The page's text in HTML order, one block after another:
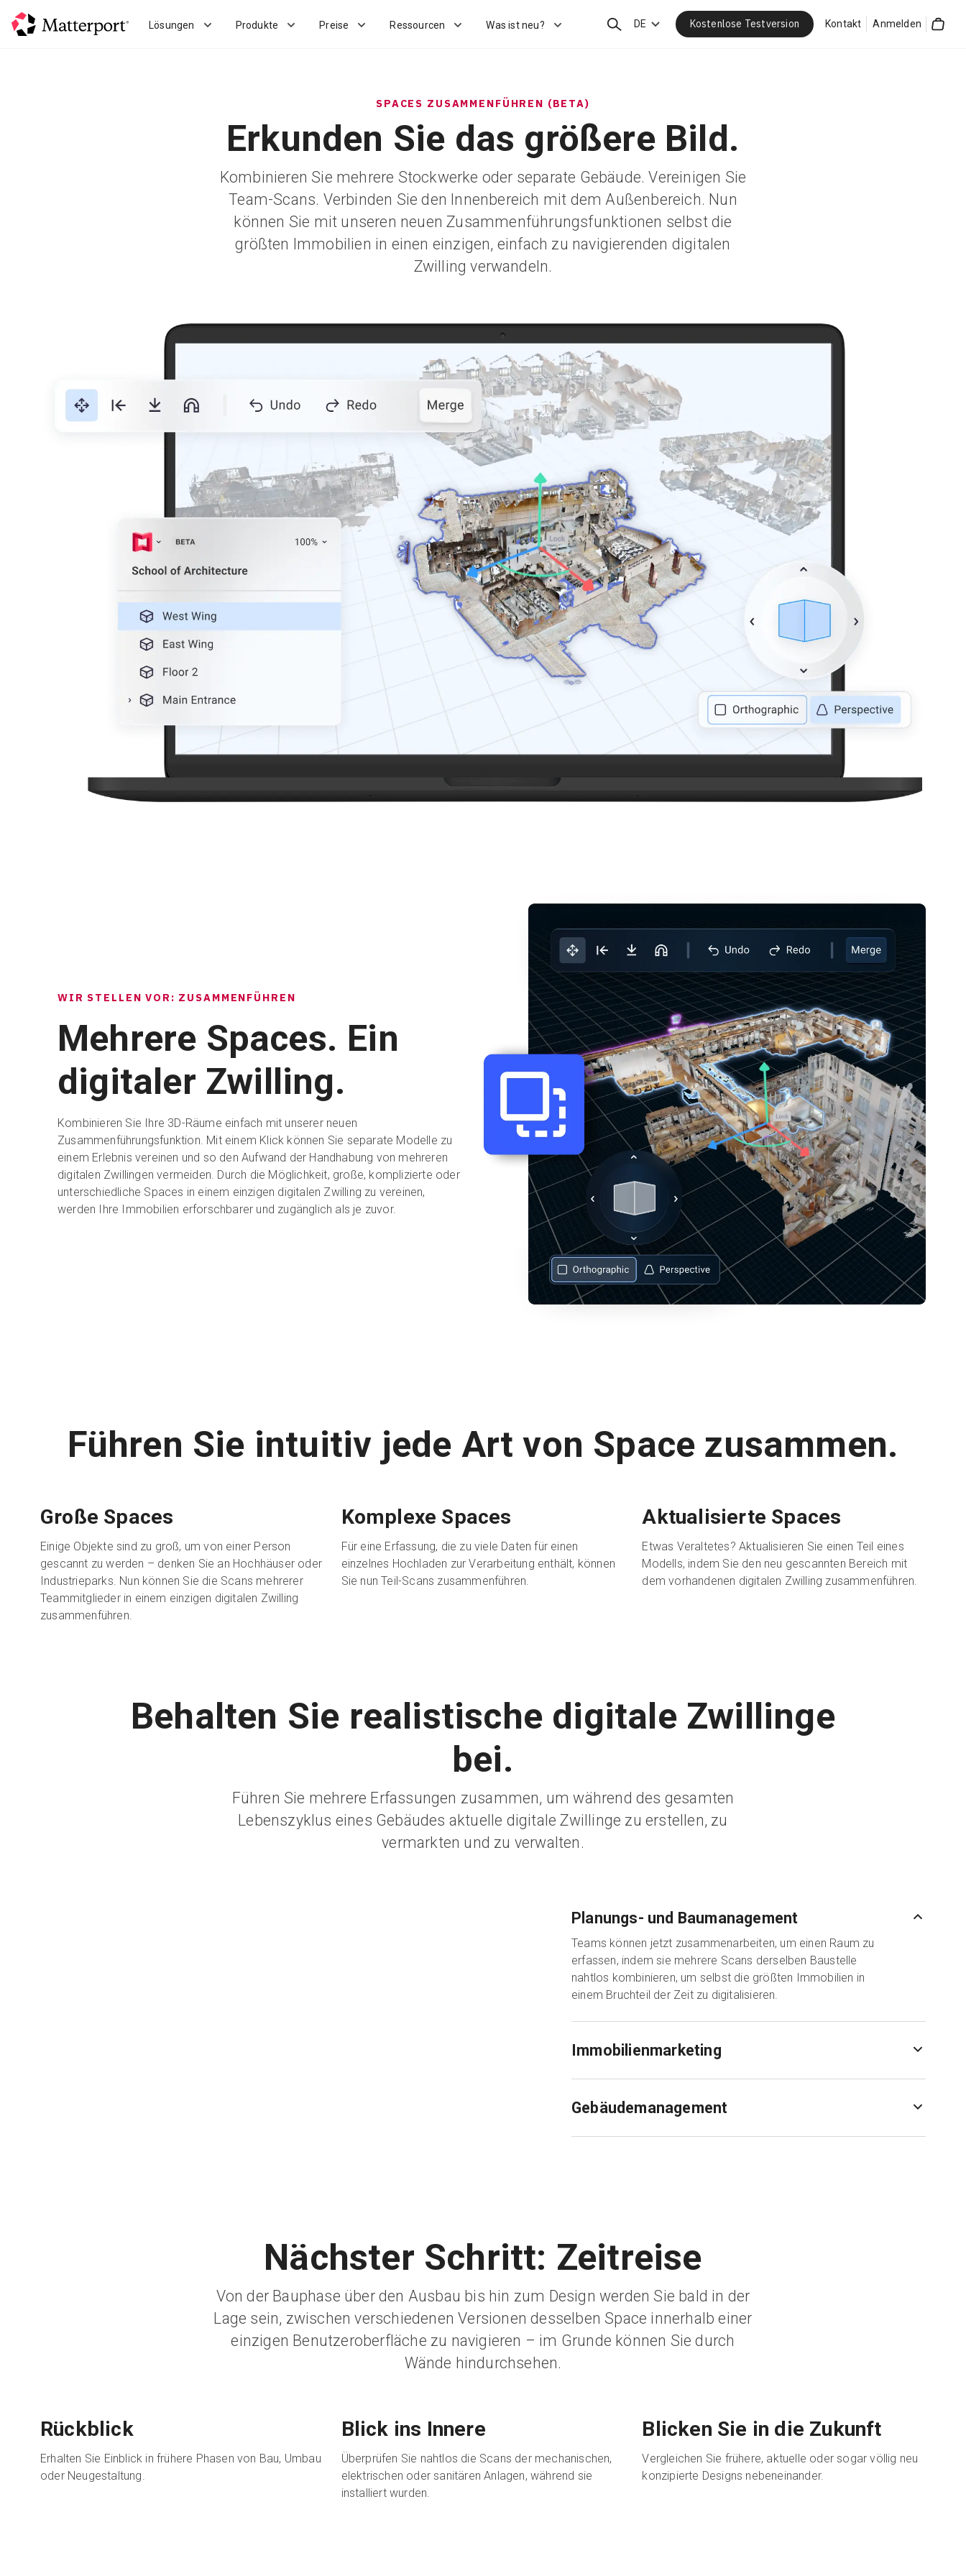
Lösungen Produkte Preise Ressourcen Was ist neu? Suchen
DE Kostenlose Testversion Kontakt Anmelden
SPACES ZUSAMMENFÜHREN (BETA)
Erkunden Sie das größere Bild.
Kombinieren Sie mehrere Stockwerke oder separate Gebäude. Vereinigen Sie
Team-Scans. Verbinden Sie den Innenbereich mit dem Außenbereich. Nun
können Sie mit unseren neuen Zusammenführungsfunktionen selbst die
größten Immobilien in einen einzigen, einfach zu navigierenden digitalen
Zwilling verwandeln.
WIR STELLEN VOR: ZUSAMMENFÜHREN
Mehrere Spaces. Ein
digitaler Zwilling.
Kombinieren Sie Ihre 3D-Räume einfach mit unserer neuen
Zusammenführungsfunktion. Mit einem Klick können Sie separate Modelle zu
einem Erlebnis vereinen und so den Aufwand der Handhabung von mehreren
digitalen Zwillingen vermeiden. Durch die Möglichkeit, große, komplizierte oder
unterschiedliche Spaces in einem einzigen digitalen Zwilling zu vereinen,
werden Ihre Immobilien erforschbarer und zugänglich als je zuvor.
Führen Sie intuitiv jede Art von Space zusammen.
Große Spaces
Einige Objekte sind zu groß, um von einer Person
gescannt zu werden – denken Sie an Hochhäuser oder
Industrieparks. Nun können Sie die Scans mehrerer
Teammitglieder in einem einzigen digitalen Zwilling
zusammenführen.
Komplexe Spaces
Für eine Erfassung, die zu viele Daten für einen
einzelnes Hochladen zur Verarbeitung enthält, können
Sie nun Teil-Scans zusammenführen.
Aktualisierte Spaces
Etwas Veraltetes? Aktualisieren Sie einen Teil eines
Modells, indem Sie den neu gescannten Bereich mit
dem vorhandenen digitalen Zwilling zusammenführen.
Behalten Sie realistische digitale Zwillinge
bei.
Führen Sie mehrere Erfassungen zusammen, um während des gesamten
Lebenszyklus eines Gebäudes aktuelle digitale Zwillinge zu erstellen, zu
vermarkten und zu verwalten.
Planungs- und Baumanagement
Teams können jetzt zusammenarbeiten, um einen Raum zu
erfassen, indem sie mehrere Scans derselben Baustelle
nahtlos kombinieren, um selbst die größten Immobilien in
einem Bruchteil der Zeit zu digitalisieren.
Immobilienmarketing
Gebäudemanagement
Nächster Schritt: Zeitreise
Von der Bauphase über den Ausbau bis hin zum Design werden Sie bald in der
Lage sein, zwischen verschiedenen Versionen desselben Space innerhalb einer
einzigen Benutzeroberfläche zu navigieren – im Grunde können Sie durch
Wände hindurchsehen.
Rückblick
Erhalten Sie Einblick in frühere Phasen von Bau, Umbau
oder Neugestaltung.
Blick ins Innere
Überprüfen Sie nahtlos die Scans der mechanischen,
elektrischen oder sanitären Anlagen, während sie
installiert wurden.
Blicken Sie in die Zukunft
Vergleichen Sie frühere, aktuelle oder sogar völlig neu
konzipierte Designs nebeneinander.